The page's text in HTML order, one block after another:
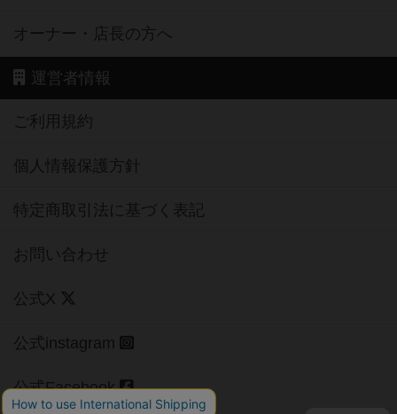
オーナー・店長の方へ
運営者情報
ご利用規約
個人情報保護方針
特定商取引法に基づく表記
お問い合わせ
公式X
公式instagram
公式Facebook